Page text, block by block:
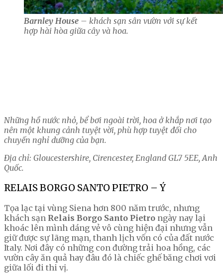
Barnley House – khách sạn sân vườn với sự kết
hợp hài hòa giữa cây và hoa.
Những hồ nước nhỏ, bể bơi ngoài trời, hoa ở khắp nơi tạo
nên một khung cảnh tuyệt vời, phù hợp tuyệt đối cho
chuyến nghỉ dưỡng của bạn.
Địa chỉ: Gloucestershire, Cirencester, England GL7 5EE, Anh
Quốc.
RELAIS BORGO SANTO PIETRO – Ý
Tọa lạc tại vùng Siena hơn 800 năm trước, nhưng
khách sạn Relais Borgo Santo Pietro ngày nay lại
khoác lên mình dáng vẻ vô cùng hiện đại nhưng vẫn
giữ được sự lãng mạn, thanh lịch vốn có của đất nước
Italy. Nơi đây có những con đường trải hoa hồng, các
vườn cây ăn quả hay đâu đó là chiếc ghế băng chơi vơi
giữa lối đi thi vị.